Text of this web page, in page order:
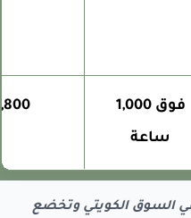
فوق 1,000
ساعة
1,800 - 2,200 د.ك
السوق الكويتي وتخضع